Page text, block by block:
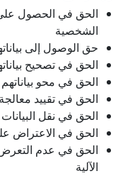
الحق في الحصول
الشخصية
حق الوصول إلى
الحق في تصحيح
الحق في محو
الحق في تقييد معالجة
الحق في نقل البيانات
الحق في الاعتراض
الحق في عدم التعرض
الآلية